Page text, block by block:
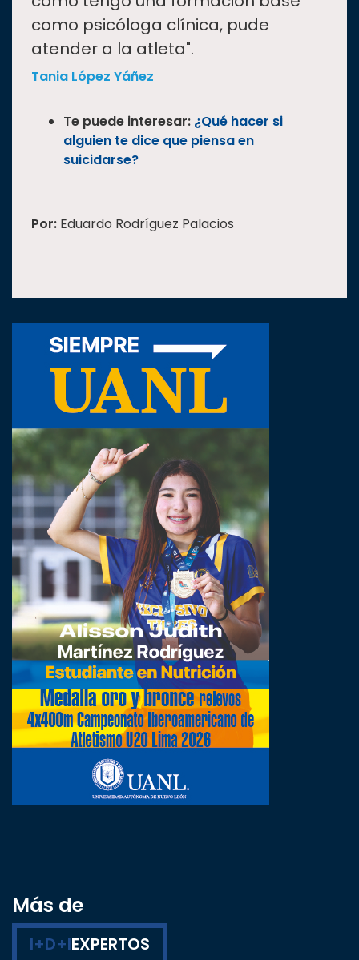
como psicóloga clínica, pude
atender a la atleta".
Tania López Yáñez
Te puede interesar: ¿Qué hacer si
alguien te dice que piensa en
suicidarse?
Por: Eduardo Rodríguez Palacios
Más de
I+D+IEXPERTOS